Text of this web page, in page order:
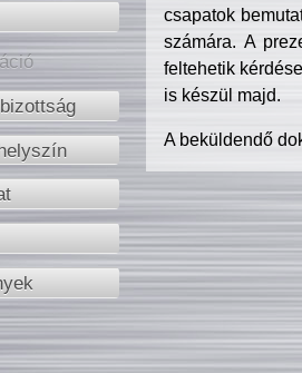
csapatok
számára. A
feltehetik
is készül majd.
A beküldendő